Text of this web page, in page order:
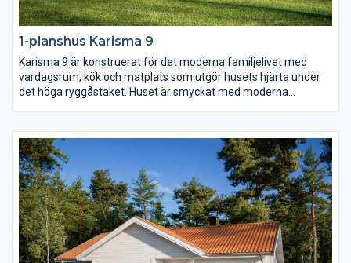
1-planshus Karisma 9
Karisma 9 är konstruerat för det moderna familjelivet med
vardagsrum, kök och matplats som utgör husets hjärta under
det höga ryggåstaket. Huset är smyckat med moderna